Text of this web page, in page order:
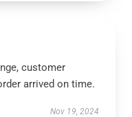
customer
arrived on time.
Nov 19, 2024